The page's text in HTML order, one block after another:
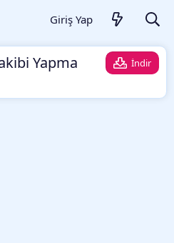
Giriş Yap
Yapma
İndir